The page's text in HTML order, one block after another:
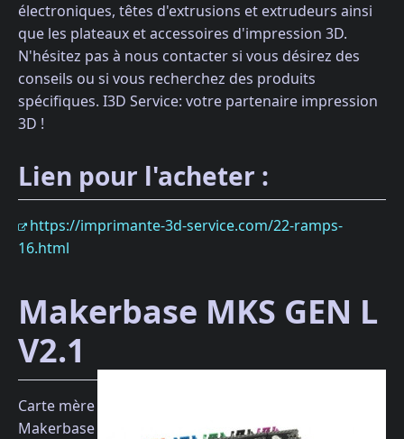
électroniques, têtes d'extrusions et extrudeurs ainsi
que les plateaux et accessoires d'impression 3D.
N'hésitez pas à nous contacter si vous désirez des
conseils ou si vous recherchez des produits
spécifiques. I3D Service: votre partenaire impression
3D !
Lien pour l'acheter :
https://imprimante-3d-service.com/22-ramps-
16.html
Makerbase MKS GEN L
V2.1
Carte mère
Makerbase